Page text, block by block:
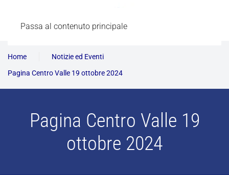
Passa al contenuto principale
Home
Notizie ed Eventi
Pagina Centro Valle 19 ottobre 2024
Pagina Centro Valle 19
ottobre 2024